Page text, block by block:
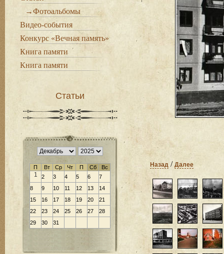
→Фотоальбомы
Видео-события
Конкурс «Вечная память»
Книга памяти
Книга памяти
Статьи
П Вт Ср Чт П Сб Вс
1 2 3 4 5 6
7
8
9 10 11 12 13
14
15
16 17 18 19 20
21
22
23 24 25 26 27
28
29
30 31
Назад / Далее